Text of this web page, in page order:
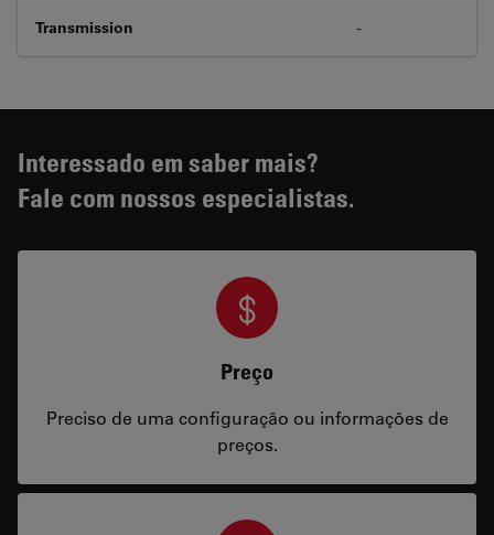
Transmission -
Interessado em saber mais?
Fale com nossos especialistas.
Preço
Preciso de uma configuração ou informações de
preços.